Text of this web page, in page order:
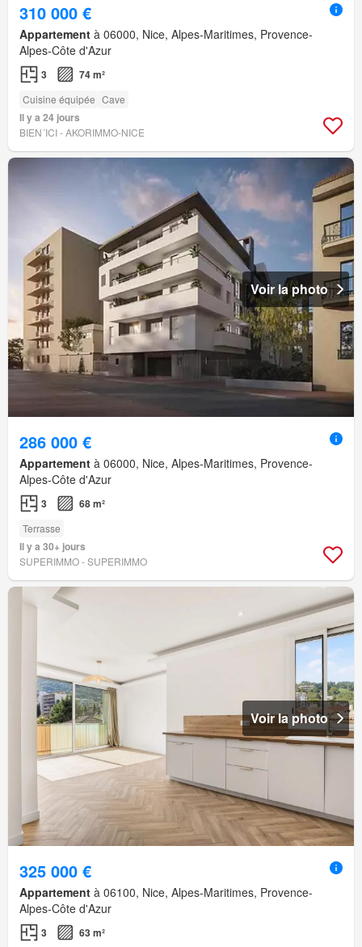
310 000 €
Appartement à 06000, Nice, Alpes-Maritimes, Provence-
Alpes-Côte d'Azur
3 74 m²
Cuisine équipée Cave
Il y a 24 jours
BIEN´ICI - AKORIMMO-NICE
Voir la photo
286 000 €
Appartement à 06000, Nice, Alpes-Maritimes, Provence-
Alpes-Côte d'Azur
3 68 m²
Terrasse
Il y a 30+ jours
SUPERIMMO - SUPERIMMO
Voir la photo
325 000 €
Appartement à 06100, Nice, Alpes-Maritimes, Provence-
Alpes-Côte d'Azur
3 63 m²